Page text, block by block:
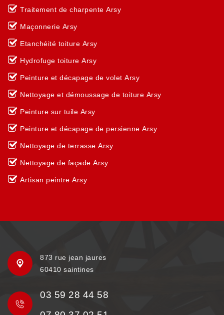
Traitement de charpente Arsy
Maçonnerie Arsy
Etanchéité toiture Arsy
Hydrofuge toiture Arsy
Peinture et décapage de volet Arsy
Nettoyage et démoussage de toiture Arsy
Peinture sur tuile Arsy
Peinture et décapage de persienne Arsy
Nettoyage de terrasse Arsy
Nettoyage de façade Arsy
Artisan peintre Arsy
873 rue jean jaures
60410 saintines
03 59 28 44 58